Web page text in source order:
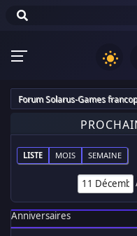
Forum Solarus-Games
LISTE MOIS SEMAINE
Anniversaires